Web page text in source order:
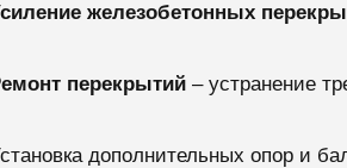
железобетонных
перекрытий – устранение
дополнительных опор и